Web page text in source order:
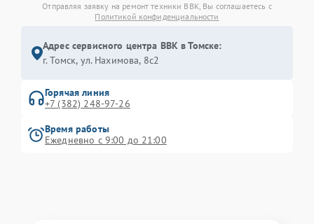
Отправляя заявку на ремонт техники BBK, Вы соглашаетесь с
Политикой конфиденциальности
Адрес сервисного центра BBK в Томске:
г. Томск, ул. Нахимова, 8с2
Горячая линия
+7 (382) 248-97-26
Время работы
Ежедневно с 9:00 до 21:00